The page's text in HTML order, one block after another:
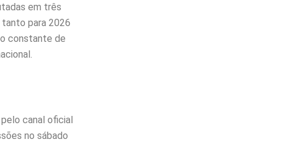
em três
para 2026
constante de
canal oficial
no sábado